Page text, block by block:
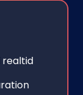
realtid